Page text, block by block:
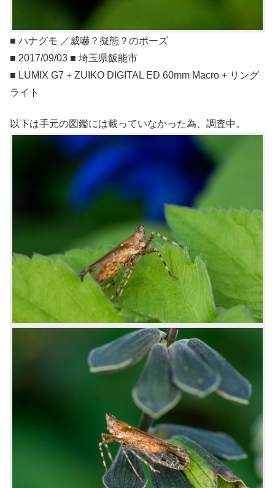
■ ハナグモ ／威嚇？擬態？のポーズ
■ 2017/09/03 ■ 埼玉県飯能市
■ LUMIX G7 + ZUIKO DIGITAL ED 60mm Macro + リング
ライト
以下は手元の図鑑には載っていなかった為、調査中。